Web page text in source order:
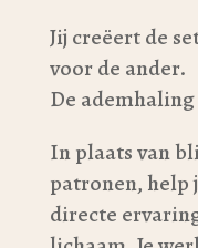
Jij creëert de
voor de ander.
De
In plaats van
patronen, help
directe